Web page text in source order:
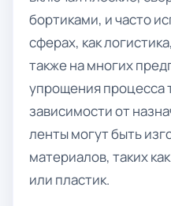
бортиками, и часто
сферах, как
также на многих
упрощения процесса
зависимости от
ленты могут быть
материалов, таких
или пластик.